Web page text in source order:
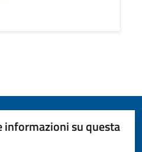
informazioni su questa